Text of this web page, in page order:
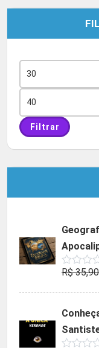
mínimo
máximo
Filtrar
Avaliação
de
R$35,90